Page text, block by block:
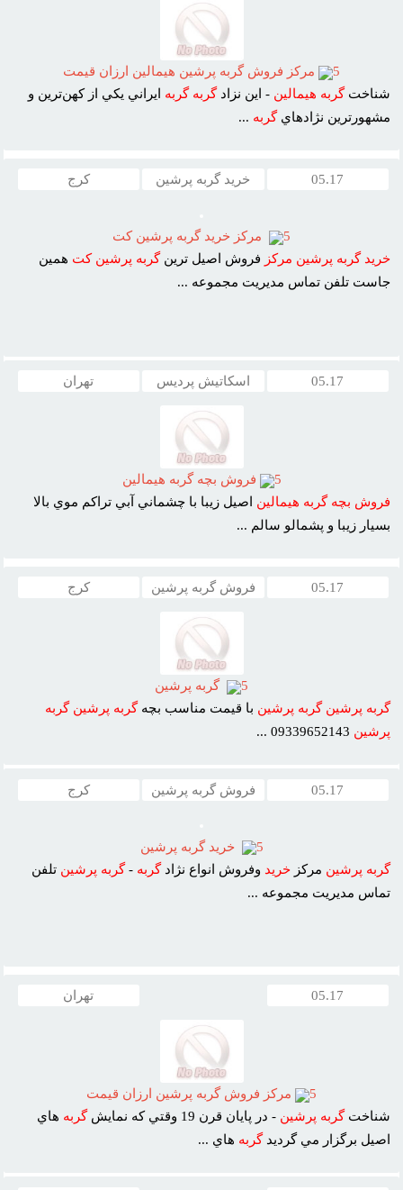
5
مرکز فروش گربه پرشين هيمالين ارزان قيمت
شناختگربه هيمالين - اين نزادگربه گربه ايراني يکي از کهن‌ترين و
مشهورترين نژادهايگربه ...
05.17 خرید گربه پرشین کرج
5
مرکز خريد گربه پرشين کت
خريد گربه پرشين مرکز فروش اصيل ترينگربه پرشين کت همين
جاست تلفن تماس مديريت مجموعه ...
05.17 اسکاتیش پردیس تهران
5
فروش بچه گربه هيمالين
فروش بچه گربه هيمالين اصيل زيبا با چشماني آبي تراکم موي بالا
بسيار زيبا و پشمالو سالم ...
05.17 فروش گربه پرشين کرج
5
گربه پرشين
گربه پرشين گربه پرشين با قيمت مناسب بچهگربه پرشين گربه
پرشين
05.17 فروش گربه پرشین کرج
5
خريد گربه پرشين
گربه پرشين مرکزخريد وفروش انواع نژادگربه -گربه پرشين تلفن
تماس مديريت مجموعه ...
05.17 تهران
5
مرکز فروش گربه پرشين ارزان قيمت
شناختگربه پرشين - در پايان قرن 19 وقتي که نمايش گربه هاي
اصيل برگزار مي گرديدگربه هاي ...